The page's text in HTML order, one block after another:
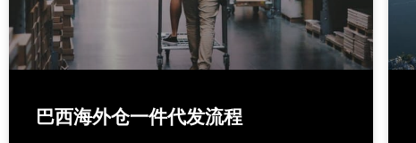
巴西海外仓一件代发流程